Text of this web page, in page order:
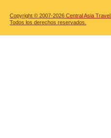
Copyright © 2007-2026 Central Asia Travel.
Todos los derechos reservados.